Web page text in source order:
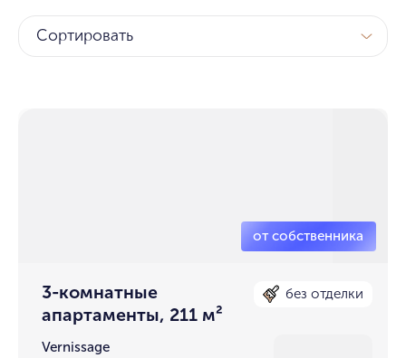
Сортировать
3-комнатные
апартаменты, 211 м²
без отделки
Vernissage